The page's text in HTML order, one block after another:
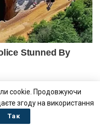
cookie. Продовжуючи
згоду на використання
Так